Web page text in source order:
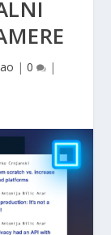
| 0 |